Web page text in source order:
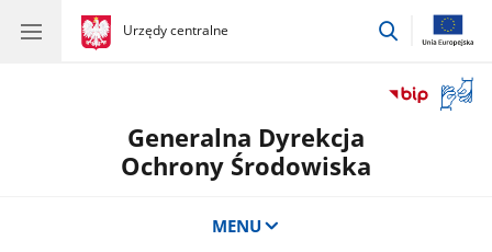
gov.pl
Urzędy centralne
gov.pl
Urzędy
przejdź
okno
Generalna Dyrekcja
Ochrony Środowiska
MENU